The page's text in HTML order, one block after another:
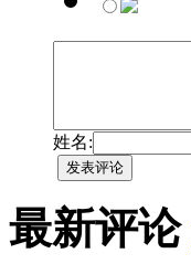
姓名:
最新评论